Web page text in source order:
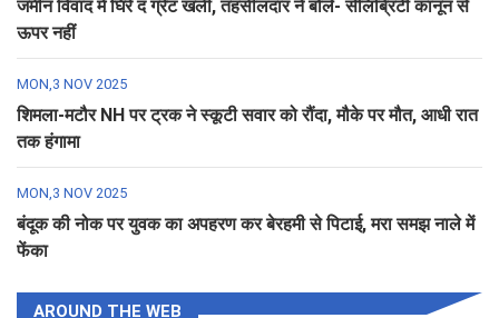
जमीन विवाद में घिरे द ग्रेट खली, तहसीलदार ने बोले- सेलिब्रिटी कानून से
ऊपर नहीं
MON,3 NOV 2025
शिमला-मटौर NH पर ट्रक ने स्कूटी सवार को रौंदा, मौके पर मौत, आधी रात
तक हंगामा
MON,3 NOV 2025
बंदूक की नोक पर युवक का अपहरण कर बेरहमी से पिटाई, मरा समझ नाले में
फेंका
AROUND THE WEB